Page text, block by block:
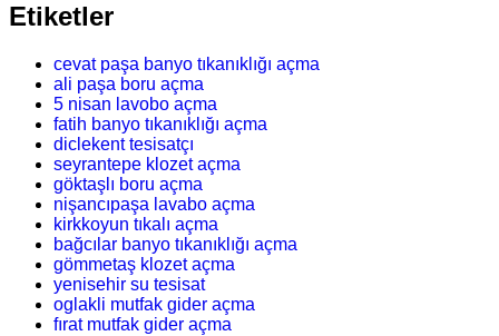
Etiketler
cevat paşa banyo tıkanıklığı açma
ali paşa boru açma
5 nisan lavobo açma
fatih banyo tıkanıklığı açma
diclekent tesisatçı
seyrantepe klozet açma
göktaşlı boru açma
nişancıpaşa lavabo açma
kirkkoyun tıkalı açma
bağcılar banyo tıkanıklığı açma
gömmetaş klozet açma
yenisehir su tesisat
oglakli mutfak gider açma
fırat mutfak gider açma